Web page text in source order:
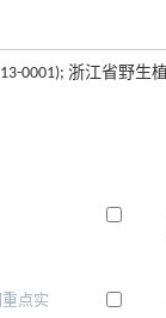
0001); 浙江省野